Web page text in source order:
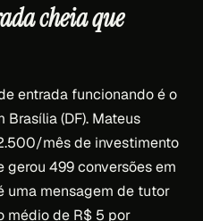
cheia que
entrada funcionando é o
(DF). Mateus
mês de investimento
gerou 499 conversões em
uma mensagem de tutor
médio de R$ 5 por